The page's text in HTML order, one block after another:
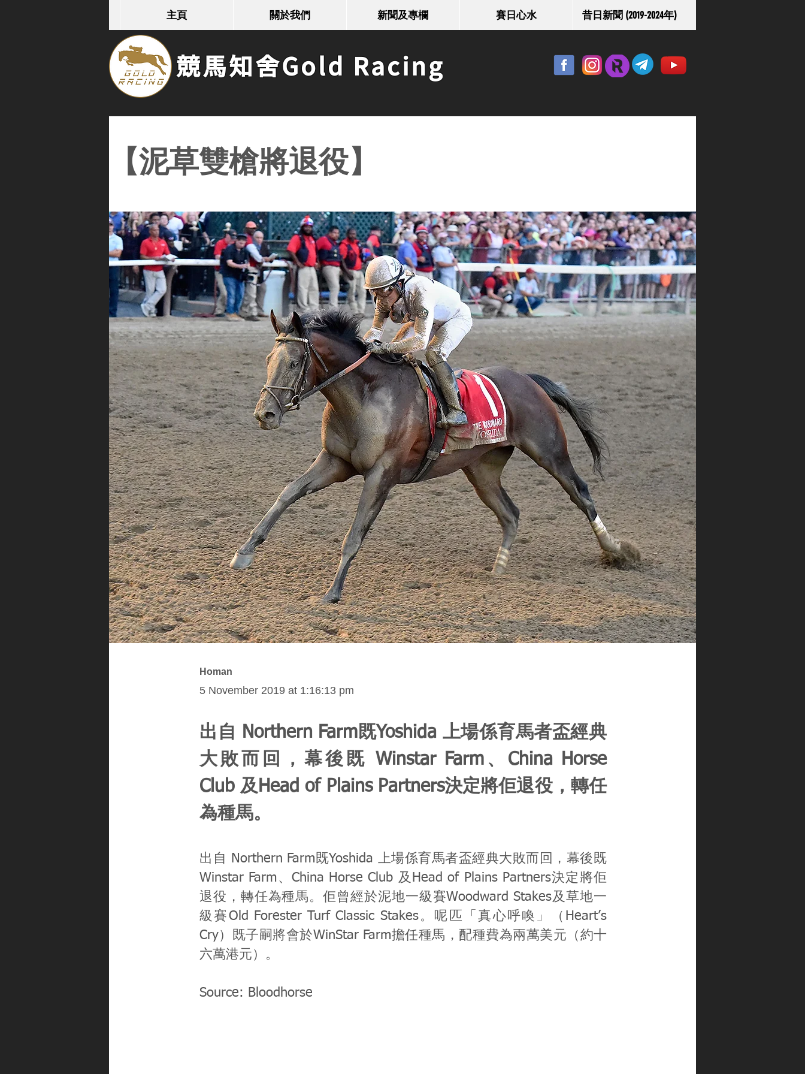
主頁 關於我們 新聞及專欄 賽日心水 昔日新聞 (2019-2024年)
競馬知舍Gold Racing
【泥草雙槍將退役】
Homan
5 November 2019 at 1:16:13 pm
出自 Northern Farm既Yoshida 上場係育馬者盃經典
大敗而回，幕後既 Winstar Farm、China Horse
Club 及Head of Plains Partners決定將佢退役，轉任
為種馬。
出自 Northern Farm既Yoshida 上場係育馬者盃經典大敗而回，幕後既
Winstar Farm、China Horse Club 及Head of Plains Partners決定將佢
退役，轉任為種馬。佢曾經於泥地一級賽Woodward Stakes及草地一
級賽Old Forester Turf Classic Stakes。呢匹「真心呼喚」（Heart’s
Cry）既子嗣將會於WinStar Farm擔任種馬，配種費為兩萬美元（約十
六萬港元）。
Source: Bloodhorse